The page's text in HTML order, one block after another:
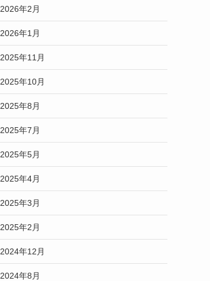
2026年2月
2026年1月
2025年11月
2025年10月
2025年8月
2025年7月
2025年5月
2025年4月
2025年3月
2025年2月
2024年12月
2024年8月